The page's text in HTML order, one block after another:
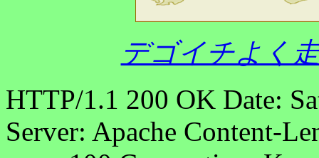
デゴイチよく
HTTP/1.1 200 OK Date:
Server: Apache Content-